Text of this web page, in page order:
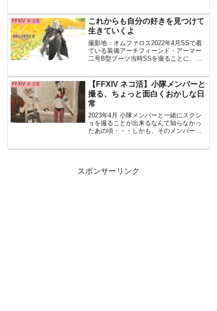
ったあとはお昼寝したり、好きなだけゴ
ロゴロしたりそん...
FFXIV ネコ活
これからも自分の好きを見つけて
生きていくよ
撮影地：オムファロス2022年4月SSで着
ている装備アーチフィーンド・アーマー
二号B型ブーツ当時SSを撮ることに、と
の思考がまとまらなくて毎日疲れてまし
たこのSSはXに...
FFXIV ネコ活
【FFXIV ネコ活】小隊メンバーと
撮る、ちょっと面白くおかしな日
常
2023年4月 小隊メンバーと一緒にスクシ
ョを撮ることが出来るなんて知らなかっ
たあの頃・・・しかも、そのメンバーが
スポンサーリンク